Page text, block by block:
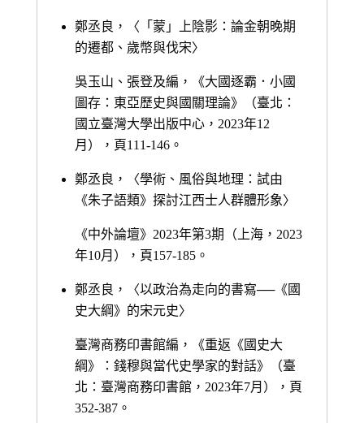
鄭丞良，〈「蒙」上陰影：論金朝晚期
的遷都、歲幣與伐宋〉
吳玉山、張登及編，《大國逐霸．小國
圖存：東亞歷史與國關理論》（臺北：
國立臺灣大學出版中心，2023年12
月），頁111-146。
鄭丞良，〈學術、風俗與地理：試由
《朱子語類》探討江西士人群體形象〉
《中外論壇》2023年第3期（上海，2023
年10月），頁157-185。
鄭丞良，〈以政治為走向的書寫──《國
史大綱》的宋元史〉
臺灣商務印書館編，《重返《國史大
綱》：錢穆與當代史學家的對話》（臺
北：臺灣商務印書館，2023年7月），頁
352-387。